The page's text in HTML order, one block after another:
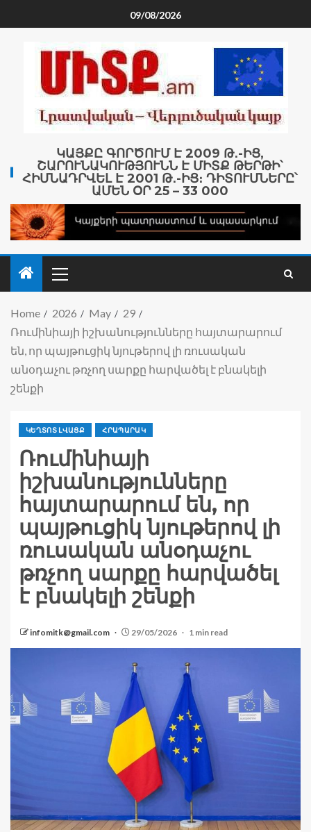
09/08/2026
ԿԱՅՔԸ ԳՈՐԾՈՒՄ Է 2009 Թ․-ԻՑ,
ՇԱՐՈՒՆԱԿՈՒԹՅՈՒՆՆ Է ՄԻՏՔ ԹԵՐԹԻ՝
ՀԻՄՆԱԴՐՎԵԼ Է 2001 Թ․-ԻՑ։ ԴԻՏՈՒՄՆԵՐԸ՝
ԱՄԵՆ ՕՐ 25 – 33 000
Home 2026 May
29
Ռումինիայի իշխանությունները հայտարարում
են, որ պայթուցիկ նյութերով լի ռուսական
անօդաչու թռչող սարքը հարվածել է բնակելի
շենքի
ԿԵՂՏՈՏ ԼՎԱՑՔ ՀՐԱՊԱՐԱԿ
Ռումինիայի
իշխանությունները
հայտարարում են, որ
պայթուցիկ նյութերով լի
ռուսական անօդաչու
թռչող սարքը հարվածել
է բնակելի շենքի
infomitk@gmail.com 29/05/2026 1 min read